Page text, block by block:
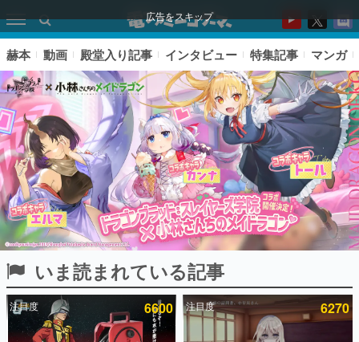
広告をスキップ
ピックアップ
電ファミのいま読まれている記事ランキング
赫本 動画 殿堂入り記事 インタビュー 特集記事 マンガ
いま読まれている記事
注目度 6600 注目度 6270